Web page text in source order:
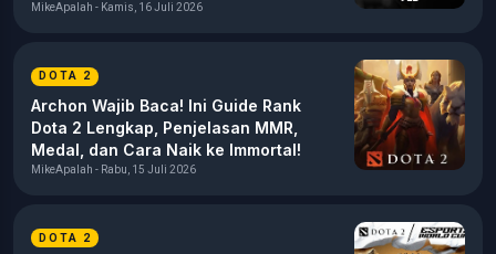
MikeApalah - Kamis, 16 Juli 2026
DOTA 2
Archon Wajib Baca! Ini Guide Rank
Dota 2 Lengkap, Penjelasan MMR,
Medal, dan Cara Naik ke Immortal!
MikeApalah - Rabu, 15 Juli 2026
DOTA 2